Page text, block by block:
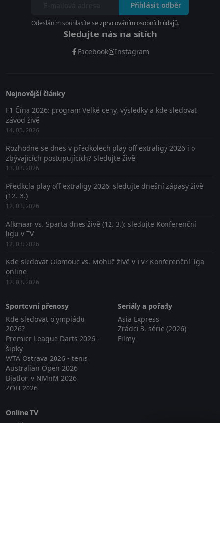
Přihlásit odběr
Odesláním souhlasíte se zpracováním osobních údajů.
Sledujte nás na sítích
Facebook Instagram
Nejnovější články
F1 Čína 2026: program Velké ceny, výsledky a kde sledovat
závod živě
14. 03. 2026
Rozhodne se dnes v předkolech play off extraligy 2026 i o
zbývajících postupujících? Sledujte živě
13. 03. 2026
Předkola play off extraligy 2026: sledujte dnešní zápasy živě
(12. 3.)
12. 03. 2026
Alkmaar vs. Sparta dnes živě (12. 3.): sledujte Konferenční
ligu v TV
12. 03. 2026
Kde sledovat Olomouc vs. Mohuč živě v TV? Konferenční liga
online
12. 03. 2026
Sportovní přenosy
Kde sledovat olympiádu
2026?
Premier League Darts 2026 -
šipky
WTA Ostrava 2026 - tenis
Australian Open 2026
Biatlon v NMnM 2026
ZOH 2026
Seriály a pořady
Asia Express
Zrádci 3. série (2026)
Filmy
Online TV
Lepší.TV